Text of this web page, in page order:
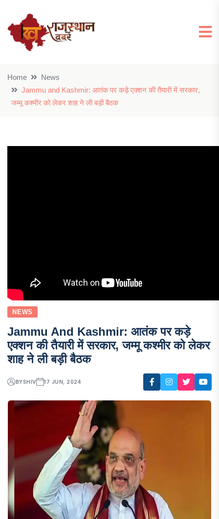
Home
News
Jammu and Kashmir: आतंक पर कड़े एक्शन की तैयारी में सरकार,
जम्मू कश्मीर को लेकर शाह ने ली बड़ी बैठक
NEWS
Jammu And Kashmir: आतंक पर कड़े
एक्शन की तैयारी में सरकार, जम्मू कश्मीर को लेकर
शाह ने ली बड़ी बैठक
BYSHIV 17 JUN, 2024